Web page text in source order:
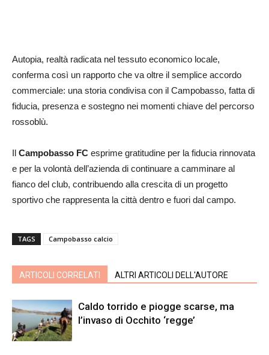
Autopia, realtà radicata nel tessuto economico locale,
conferma così un rapporto che va oltre il semplice accordo
commerciale: una storia condivisa con il Campobasso, fatta di
fiducia, presenza e sostegno nei momenti chiave del percorso
rossoblù.
Il Campobasso FC esprime gratitudine per la fiducia rinnovata
e per la volontà dell’azienda di continuare a camminare al
fianco del club, contribuendo alla crescita di un progetto
sportivo che rappresenta la città dentro e fuori dal campo.
TAGS Campobasso calcio
ARTICOLI CORRELATI ALTRI ARTICOLI DELL'AUTORE
Caldo torrido e piogge scarse, ma
l’invaso di Occhito ‘regge’